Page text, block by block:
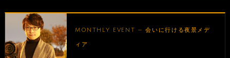
MONTHLY EVENT — 会いに行ける夜景メデ
ィア